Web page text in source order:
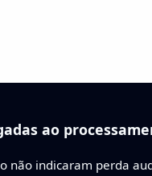
ao
não indicaram perda